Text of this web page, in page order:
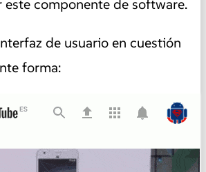
componente de software.
de usuario en cuestión
forma: